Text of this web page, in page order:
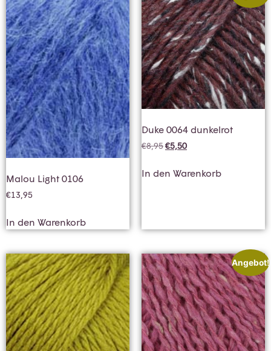
Malou Light 0106
€13,95
In den Warenkorb
Duke 0064 dunkelrot
€8,95€5,50
In den Warenkorb
Angebot!